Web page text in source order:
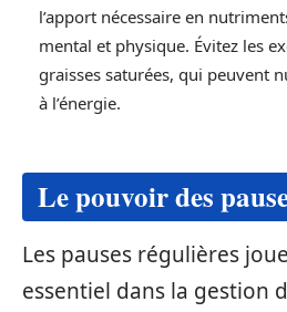
l’apport nécessaire en
mental et physique. Évitez les
graisses saturées, qui peuvent
à l’énergie.
Le pouvoir des
Les pauses régulières
essentiel dans la gestion